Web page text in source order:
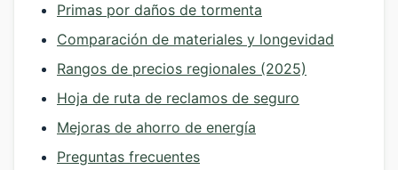
Primas por daños de tormenta
Comparación de materiales y longevidad
Rangos de precios regionales (2025)
Hoja de ruta de reclamos de seguro
Mejoras de ahorro de energía
Preguntas frecuentes